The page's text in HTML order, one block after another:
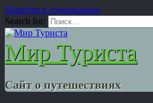
Перейти к содержанию
Search for:
Мир Туриста
Сайт о путешествиях